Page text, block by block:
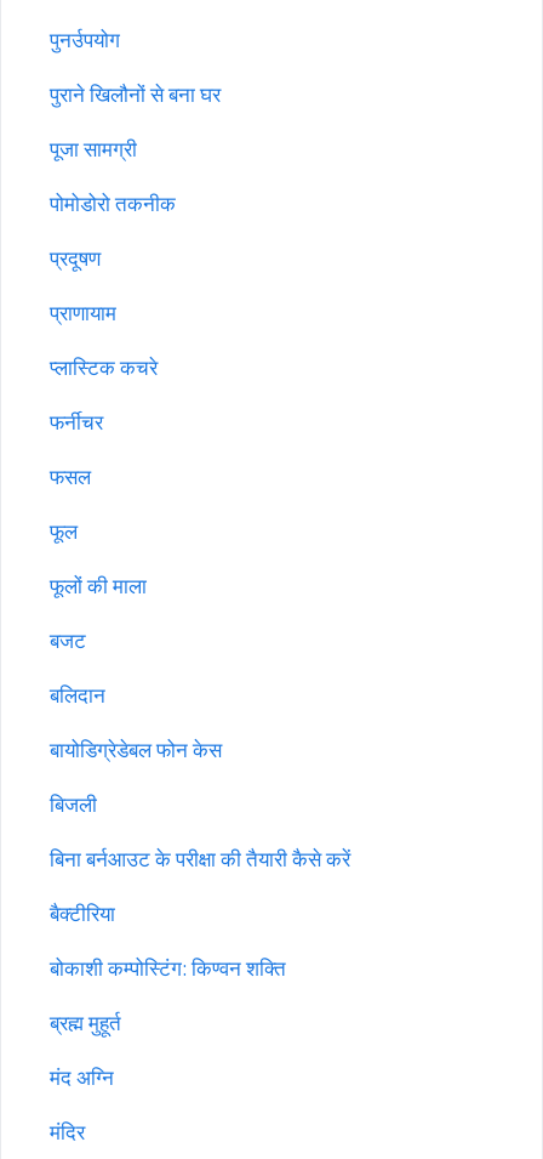
पुनर्उपयोग
पुराने खिलौनों से बना घर
पूजा सामग्री
पोमोडोरो तकनीक
प्रदूषण
प्राणायाम
प्लास्टिक कचरे
फर्नीचर
फसल
फूल
फूलों की माला
बजट
बलिदान
बायोडिग्रेडेबल फोन केस
बिजली
बिना बर्नआउट के परीक्षा की तैयारी कैसे करें
बैक्टीरिया
बोकाशी कम्पोस्टिंग: किण्वन शक्ति
ब्रह्म मुहूर्त
मंद अग्नि
मंदिर